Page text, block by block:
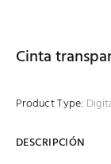
Cinta
Product Type:
DESCRIPCIÓN